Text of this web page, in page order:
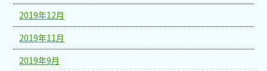
2019年12月
2019年11月
2019年9月